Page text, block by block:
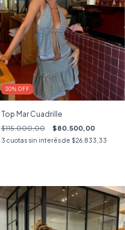
30% OFF
Top Mar Cuadrille
$115.000,00 $80.500,00
3 cuotas sin interés de $26.833,33